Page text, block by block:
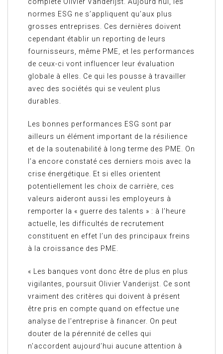
normes ESG ne s’appliquent qu’aux plus
grosses entreprises. Ces dernières doivent
cependant établir un reporting de leurs
fournisseurs, même PME, et les performances
de ceux-ci vont influencer leur évaluation
globale à elles. Ce qui les pousse à travailler
avec des sociétés qui se veulent plus
durables.
Les bonnes performances ESG sont par
ailleurs un élément important de la résilience
et de la soutenabilité à long terme des PME. On
l’a encore constaté ces derniers mois avec la
crise énergétique. Et si elles orientent
potentiellement les choix de carrière, ces
valeurs aideront aussi les employeurs à
remporter la « guerre des talents » : à l’heure
actuelle, les difficultés de recrutement
constituent en effet l’un des principaux freins
à la croissance des PME.
« Les banques vont donc être de plus en plus
vigilantes, poursuit Olivier Vanderijst. Ce sont
vraiment des critères qui doivent à présent
être pris en compte quand on effectue une
analyse de l’entreprise à financer. On peut
douter de la pérennité de celles qui
n’accordent aujourd’hui aucune attention à